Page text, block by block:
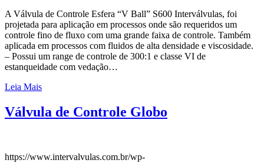
A Válvula de Controle Esfera “V Ball” S600 Interválvulas, foi
projetada para aplicação em processos onde são requeridos um
controle fino de fluxo com uma grande faixa de controle. Também
aplicada em processos com fluidos de alta densidade e viscosidade.
– Possui um range de controle de 300:1 e classe VI de
estanqueidade com vedação…
Leia Mais
Válvula de Controle Globo
https://www.intervalvulas.com.br/wp-